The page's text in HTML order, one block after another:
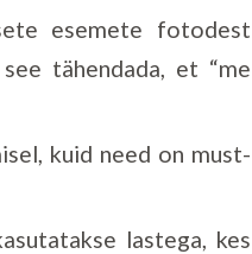
esemete fotodest
tähendada, et “me
kuid need on must-
lastega, kes